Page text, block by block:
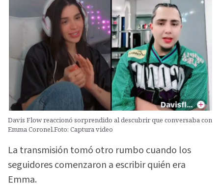
Davis Flow reaccionó sorprendido al descubrir que conversaba con
Emma Coronel.Foto: Captura video
La transmisión tomó otro rumbo cuando los
seguidores comenzaron a escribir quién era
Emma.